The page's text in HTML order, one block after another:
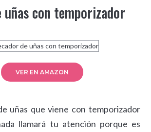
uñas con temporizador
VER EN AMAZON
uñas que viene con temporizador
llamará tu atención porque es